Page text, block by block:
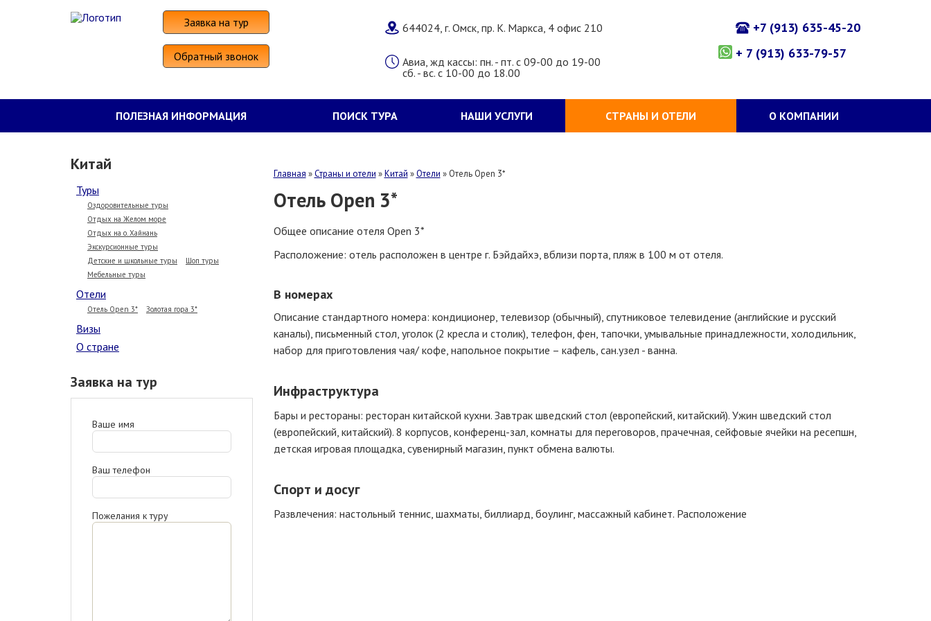
Заявка на тур
Обратный звонок
644024, г. Омск, пр. К. Маркса, 4 офис 210
Авиа, жд кассы: пн. - пт. с 09-00 до 19-00
сб. - вс. с 10-00 до 18.00
+7 (913) 635-45-20
+ 7 (913) 633-79-57
ПОЛЕЗНАЯ ИНФОРМАЦИЯ ПОИСК ТУРА НАШИ УСЛУГИ СТРАНЫ И ОТЕЛИ О КОМПАНИИ
Китай
Туры
Оздоровительные туры
Отдых на Желом море
Отдых на о. Хайнань
Экскурсионные туры
Детские и школьные туры
Шоп туры
Мебельные туры
Отели
Отель Open 3* Золотая гора 3*
Визы
О стране
Заявка на тур
Ваше имя
Ваш телефон
Пожелания к туру
Главная »Страны и отели »Китай »Отели » Отель Open 3*
Отель Open 3*
Общее описание отеля Open 3*
Расположение: отель расположен в центре г. Бэйдайхэ, вблизи порта, пляж в 100 м от отеля.
В номерах
Описание стандартного номера: кондиционер, телевизор (обычный), спутниковое телевидение (английские и русский
каналы), письменный стол, уголок (2 кресла и столик), телефон, фен, тапочки, умывальные принадлежности, холодильник,
набор для приготовления чая/ кофе, напольное покрытие – кафель, сан.узел - ванна.
Инфраструктура
Бары и рестораны: ресторан китайской кухни. Завтрак шведский стол (европейский, китайский). Ужин шведский стол
(европейский, китайский). 8 корпусов, конференц-зал, комнаты для переговоров, прачечная, сейфовые ячейки на ресепшн,
детская игровая площадка, сувенирный магазин, пункт обмена валюты.
Спорт и досуг
Развлечения: настольный теннис, шахматы, биллиард, боулинг, массажный кабинет. Расположение